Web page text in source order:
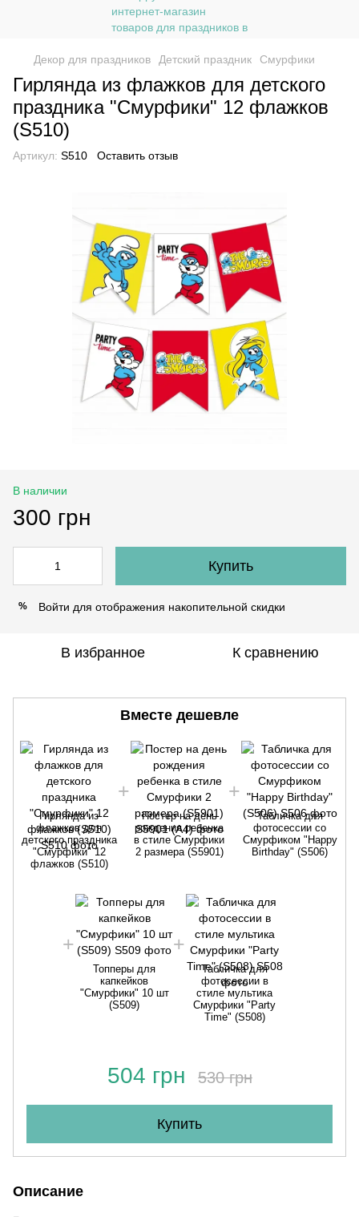
Декор для праздников Детский праздник Смурфики
Гирлянда из флажков для детского
праздника "Смурфики" 12 флажков
(S510)
Артикул: S510 Оставить отзыв
В наличии
300 грн
Купить
% Войти для отображения накопительной скидки
В избранное К сравнению
Вместе дешевле
Гирлянда из
флажков для
детского праздника
"Смурфики" 12
флажков (S510)
Постер на день
рождения ребенка
в стиле Смурфики
2 размера (S5901)
Табличка для
фотосессии со
Cмурфиком "Happy
Birthday" (S506)
Топперы для
капкейков
"Смурфики" 10 шт
(S509)
Табличка для
фотосессии в
стиле мультика
Смурфики "Party
Time" (S508)
504 грн 530 грн
Купить
Описание